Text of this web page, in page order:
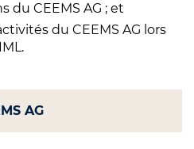
du CEEMS AG ; et
du CEEMS AG lors
AG